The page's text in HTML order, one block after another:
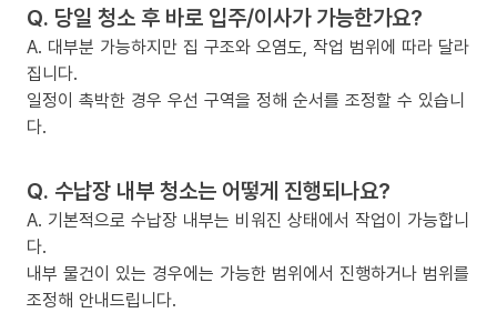
Q. 당일 청소 후 바로 입주/이사가 가능한가요?
A. 대부분 가능하지만 집 구조와 오염도, 작업 범위에 따라 달라
집니다.
일정이 촉박한 경우 우선 구역을 정해 순서를 조정할 수 있습니
다.
Q. 수납장 내부 청소는 어떻게 진행되나요?
A. 기본적으로 수납장 내부는 비워진 상태에서 작업이 가능합니
다.
내부 물건이 있는 경우에는 가능한 범위에서 진행하거나 범위를
조정해 안내드립니다.